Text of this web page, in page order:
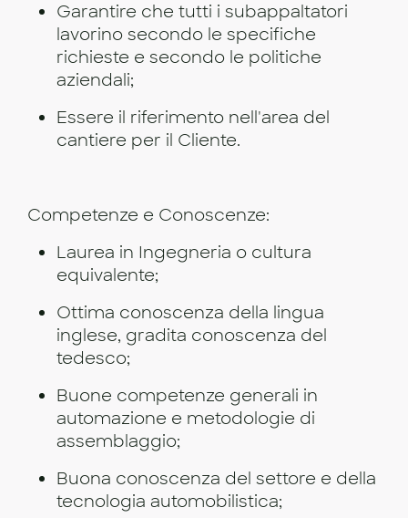
Garantire che tutti i subappaltatori
lavorino secondo le specifiche
richieste e secondo le politiche
aziendali;
Essere il riferimento nell'area del
cantiere per il Cliente.
Competenze e Conoscenze:
Laurea in Ingegneria o cultura
equivalente;
Ottima conoscenza della lingua
inglese, gradita conoscenza del
tedesco;
Buone competenze generali in
automazione e metodologie di
assemblaggio;
Buona conoscenza del settore e della
tecnologia automobilistica;